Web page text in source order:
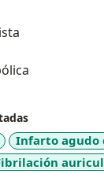
Infarto agudo